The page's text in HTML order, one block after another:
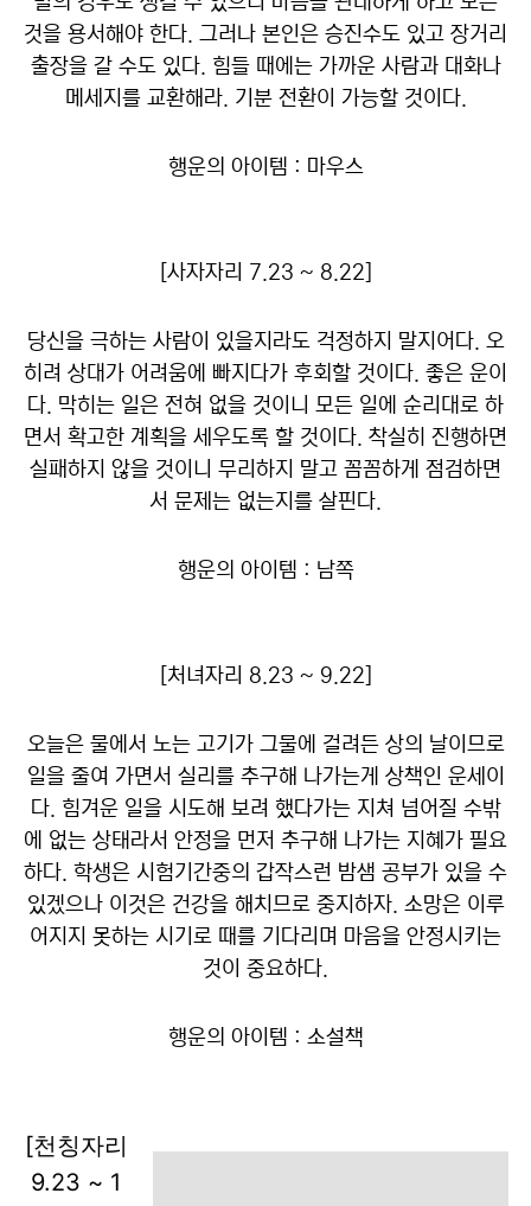
것을 용서해야 한다. 그러나 본인은 승진수도 있고 장거리
출장을 갈 수도 있다. 힘들 때에는 가까운 사람과 대화나
메세지를 교환해라. 기분 전환이 가능할 것이다.
행운의 아이템 : 마우스
[사자자리 7.23 ~ 8.22]
당신을 극하는 사람이 있을지라도 걱정하지 말지어다. 오
히려 상대가 어려움에 빠지다가 후회할 것이다. 좋은 운이
다. 막히는 일은 전혀 없을 것이니 모든 일에 순리대로 하
면서 확고한 계획을 세우도록 할 것이다. 착실히 진행하면
실패하지 않을 것이니 무리하지 말고 꼼꼼하게 점검하면
서 문제는 없는지를 살핀다.
행운의 아이템 : 남쪽
[처녀자리 8.23 ~ 9.22]
오늘은 물에서 노는 고기가 그물에 걸려든 상의 날이므로
일을 줄여 가면서 실리를 추구해 나가는게 상책인 운세이
다. 힘겨운 일을 시도해 보려 했다가는 지쳐 넘어질 수밖
에 없는 상태라서 안정을 먼저 추구해 나가는 지혜가 필요
하다. 학생은 시험기간중의 갑작스런 밤샘 공부가 있을 수
있겠으나 이것은 건강을 해치므로 중지하자. 소망은 이루
어지지 못하는 시기로 때를 기다리며 마음을 안정시키는
것이 중요하다.
행운의 아이템 : 소설책
[천칭자리
9.23 ~ 1